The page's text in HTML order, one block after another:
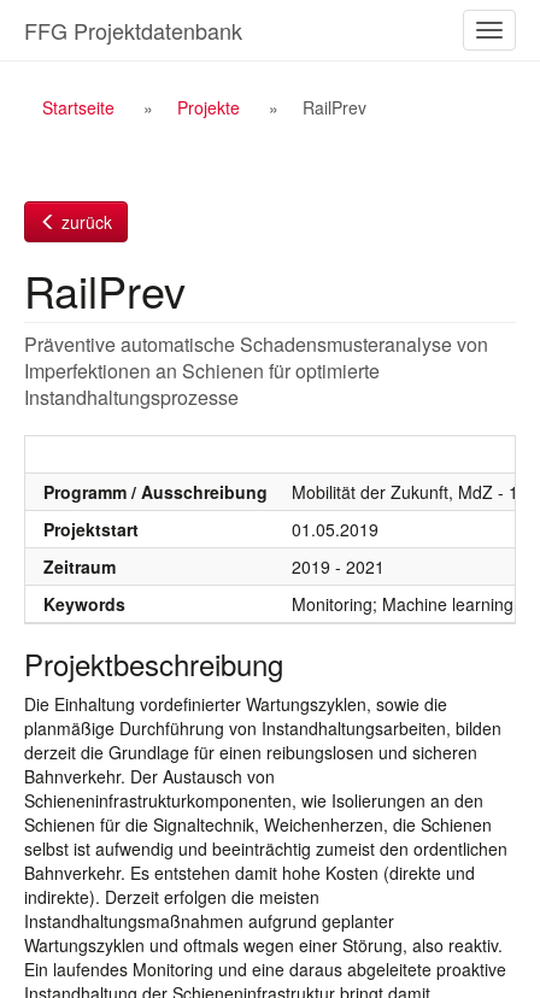
Inhalt
ein-/
FFG Projektdatenbank
Breadcrumb
Startseite Projekte RailPrev
zurück
RailPrev
Präventive automatische Schadensmusteranalyse von
Imperfektionen an Schienen für optimierte
Instandhaltungsprozesse
Programm / Ausschreibung
Mobilität der Zukunft, MdZ -
Projektstart
01.05.2019
Zeitraum
2019 - 2021
Keywords
Monitoring; Machine learning;
Projektbeschreibung
Die Einhaltung vordefinierter Wartungszyklen, sowie die
planmäßige Durchführung von Instandhaltungsarbeiten, bilden
derzeit die Grundlage für einen reibungslosen und sicheren
Bahnverkehr. Der Austausch von
Schieneninfrastrukturkomponenten, wie Isolierungen an den
Schienen für die Signaltechnik, Weichenherzen, die Schienen
selbst ist aufwendig und beeinträchtig zumeist den ordentlichen
Bahnverkehr. Es entstehen damit hohe Kosten (direkte und
indirekte). Derzeit erfolgen die meisten
Instandhaltungsmaßnahmen aufgrund geplanter
Wartungszyklen und oftmals wegen einer Störung, also reaktiv.
Ein laufendes Monitoring und eine daraus abgeleitete proaktive
Instandhaltung der Schieneninfrastruktur bringt damit